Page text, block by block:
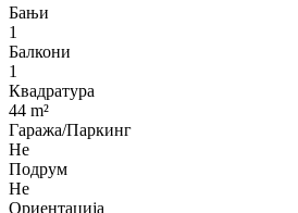
Бањи
1
Балкони
1
Квадратура
44 m²
Гаража/Паркинг
Не
Подрум
Не
Ориентација